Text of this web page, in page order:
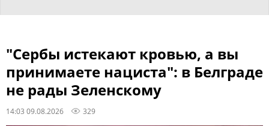
"Сербы истекают кровью, а вы
принимаете нациста": в Белграде
не рады Зеленскому
14:03 09.08.2026 329